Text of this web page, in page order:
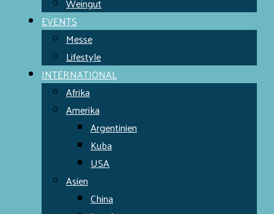
EVENTS
Messe
Lifestyle
INTERNATIONAL
Afrika
Amerika
Argentinien
Kuba
USA
Asien
China